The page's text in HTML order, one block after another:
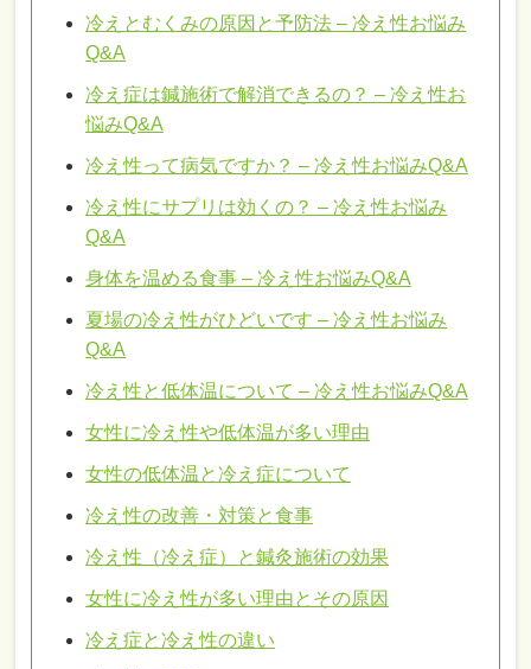
冷えとむくみの原因と予防法 – 冷え性お悩み
Q&A
冷え症は鍼施術で解消できるの？ – 冷え性お
悩みQ&A
冷え性って病気ですか？ – 冷え性お悩みQ&A
冷え性にサプリは効くの？ – 冷え性お悩み
Q&A
身体を温める食事 – 冷え性お悩みQ&A
夏場の冷え性がひどいです – 冷え性お悩み
Q&A
冷え性と低体温について – 冷え性お悩みQ&A
女性に冷え性や低体温が多い理由
女性の低体温と冷え症について
冷え性の改善・対策と食事
冷え性（冷え症）と鍼灸施術の効果
女性に冷え性が多い理由とその原因
冷え症と冷え性の違い